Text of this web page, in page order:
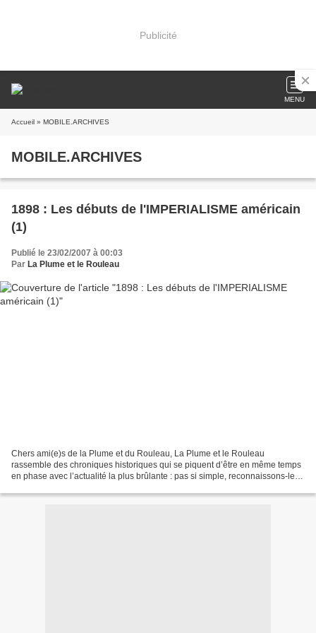
Publicité
MENU
Accueil » MOBILE.ARCHIVES
MOBILE.ARCHIVES
1898 : Les débuts de l'IMPERIALISME américain
(1)
Publié le 23/02/2007 à 00:03
Par La Plume et le Rouleau
Chers ami(e)s de la Plume et du Rouleau, La Plume et le Rouleau
rassemble des chroniques historiques qui se piquent d’être en même temps
en phase avec l’actualité la plus brûlante : pas si simple, reconnaissons-le.